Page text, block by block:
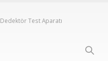
Dedektör Test Aparatı